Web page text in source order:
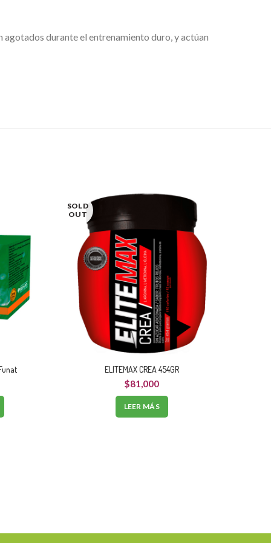
durante el entrenamiento duro, y actúan
SOLD
OUT
ELITEMAX CREA 454GR
$81,000
LEER MÁS